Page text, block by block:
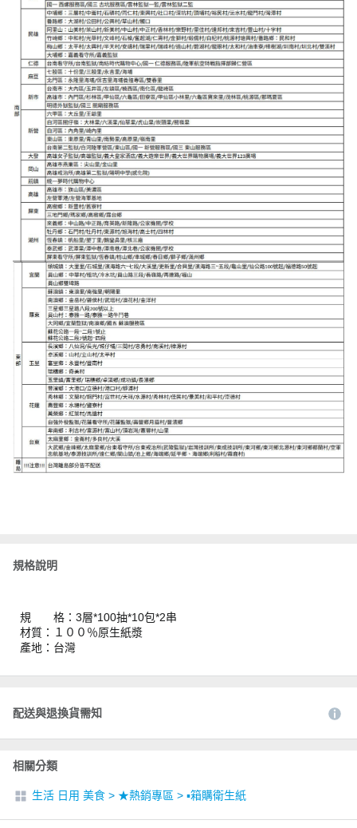
規格說明
規 格：3層*100抽*10包*2串
材質：１００％原生紙漿
產地：台灣
配送與退換貨需知
相關分類
生活 日用 美食 > ★熱銷專區 > ▪︎箱購衛生紙